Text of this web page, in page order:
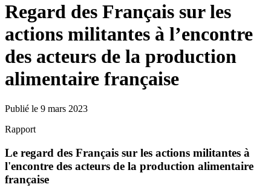
Regard des Français sur les
actions militantes à l’encontre
des acteurs de la production
alimentaire française
Publié le 9 mars 2023
Rapport
Le regard des Français sur les actions militantes à
l'encontre des acteurs de la production alimentaire
française